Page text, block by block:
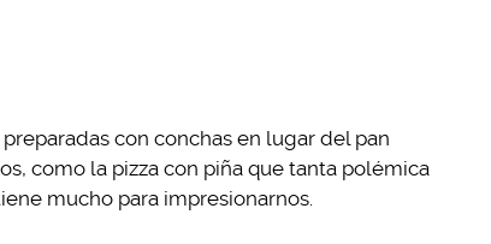
con conchas en lugar del pan
como la pizza con piña que tanta polémica
mucho para impresionarnos.